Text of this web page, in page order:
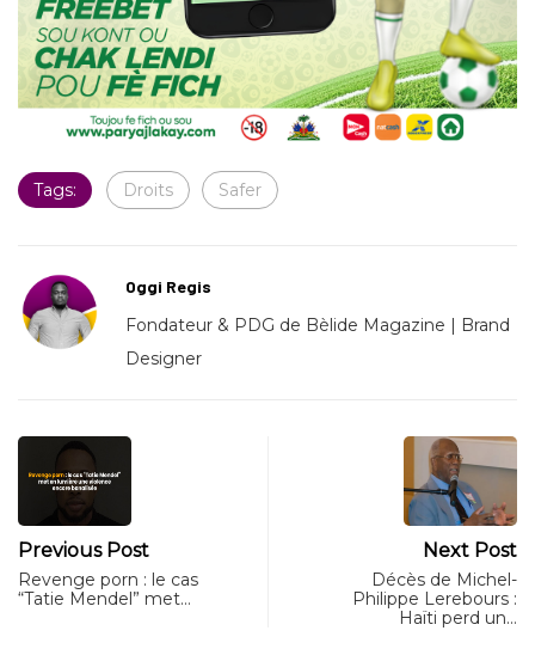
Tags: Droits Safer
Oggi Regis
Fondateur & PDG de Bèlide Magazine | Brand
Designer
Previous Post
Revenge porn : le cas
“Tatie Mendel” met…
Next Post
Décès de Michel-
Philippe Lerebours :
Haïti perd un…